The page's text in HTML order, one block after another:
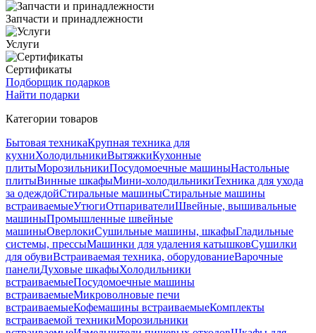
Запчасти и принадлежности
Услуги
Сертификаты
Подборщик подарков
Найти подарки
Категории товаров
Бытовая техникаКрупная техника для
кухниХолодильникиВытяжкиКухонные
плитыМорозильникиПосудомоечные машиныНастольные
плитыВинные шкафыМини-холодильникиТехника для ухода
за одеждойСтиральные машиныСтиральные машины
встраиваемыеУтюгиОтпаривателиШвейные, вышивальные
машиныПромышленные швейные
машиныОверлокиСушильные машины, шкафыГладильные
системы, прессыМашинки для удаления катышковСушилки
для обувиВстраиваемая техника, оборудованиеВарочные
панелиДуховые шкафыХолодильники
встраиваемыеПосудомоечные машины
встраиваемыеМикроволновые печи
встраиваемыеКофемашины встраиваемыеКомплекты
встраиваемой техникиМорозильники